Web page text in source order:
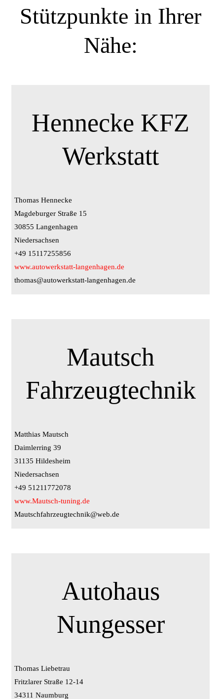
Stützpunkte in Ihrer
Nähe:
Hennecke KFZ
Werkstatt
Thomas Hennecke
Magdeburger Straße 15
30855 Langenhagen
Niedersachsen
+49 15117255856
www.autowerkstatt-langenhagen.de
thomas@autowerkstatt-langenhagen.de
Mautsch
Fahrzeugtechnik
Matthias Mautsch
Daimlerring 39
31135 Hildesheim
Niedersachsen
+49 51211772078
www.Mautsch-tuning.de
Mautschfahrzeugtechnik@web.de
Autohaus
Nungesser
Thomas Liebetrau
Fritzlarer Straße 12-14
34311 Naumburg